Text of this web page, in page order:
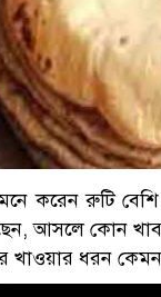
করেন রুটি বেশি
আসলে কোন
খাওয়ার ধরন